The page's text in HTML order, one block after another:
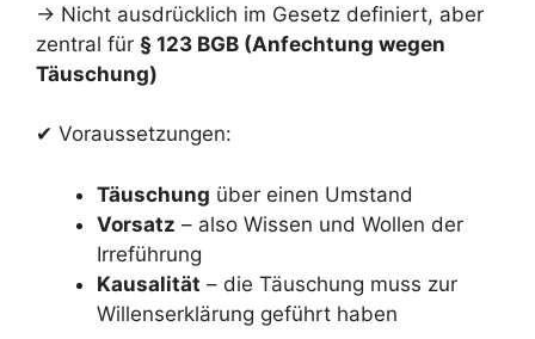
→ Nicht ausdrücklich im Gesetz definiert, aber
zentral für § 123 BGB (Anfechtung wegen
Täuschung)
✔ Voraussetzungen:
Täuschung über einen Umstand
Vorsatz – also Wissen und Wollen der
Irreführung
Kausalität – die Täuschung muss zur
Willenserklärung geführt haben